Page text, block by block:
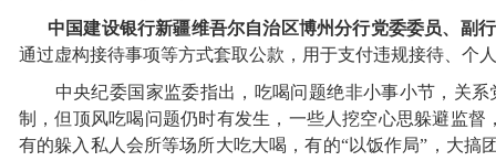
中国建设银行新疆维吾尔自治区博州分行党委委员、副
通过虚构接待事项等方式套取公款，用于支付违规接待、个
中央纪委国家监委指出，吃喝问题绝非小事小节，关系
制，但顶风吃喝问题仍时有发生，一些人挖空心思躲避监督
有的躲入私人会所等场所大吃大喝，有的“以饭作局”，大